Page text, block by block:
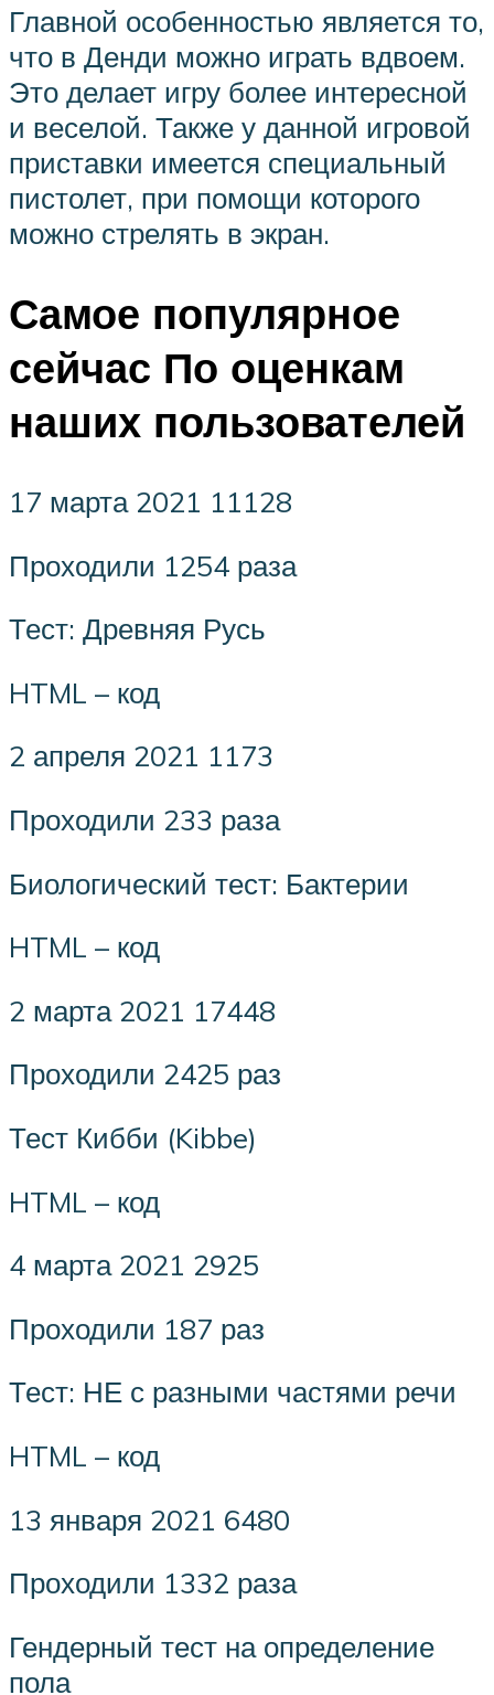
Главной особенностью является то,
что в Денди можно играть вдвоем.
Это делает игру более интересной
и веселой. Также у данной игровой
приставки имеется специальный
пистолет, при помощи которого
можно стрелять в экран.
Самое популярное
сейчас По оценкам
наших пользователей
17 марта 2021 11128
Проходили 1254 раза
Тест: Древняя Русь
HTML – код
2 апреля 2021 1173
Проходили 233 раза
Биологический тест: Бактерии
HTML – код
2 марта 2021 17448
Проходили 2425 раз
Тест Кибби (Kibbe)
HTML – код
4 марта 2021 2925
Проходили 187 раз
Тест: НЕ с разными частями речи
HTML – код
13 января 2021 6480
Проходили 1332 раза
Гендерный тест на определение
пола